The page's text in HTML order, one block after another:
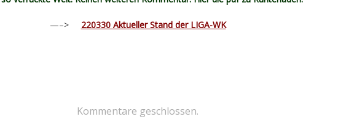
—–> 220330 Aktueller Stand der LIGA-WK
Kommentare geschlossen.